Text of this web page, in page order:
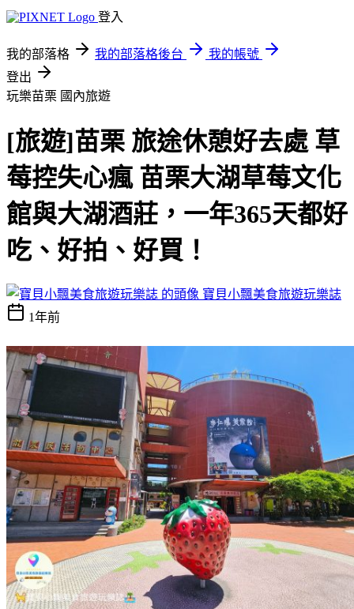
登入
我的部落格 我的部落格後台
我的帳號
登出
玩樂苗栗 國內旅遊
[旅遊]苗栗 旅途休憩好去處 草
莓控失心瘋 苗栗大湖草莓文化
館與大湖酒莊，一年365天都好
吃、好拍、好買！
寶貝小飄美食旅遊玩樂誌
1年前